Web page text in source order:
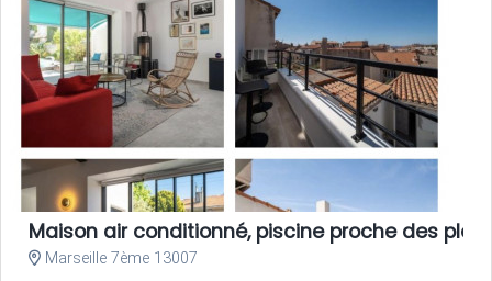
Maison air conditionné, piscine proche des
Marseille 7ème 13007